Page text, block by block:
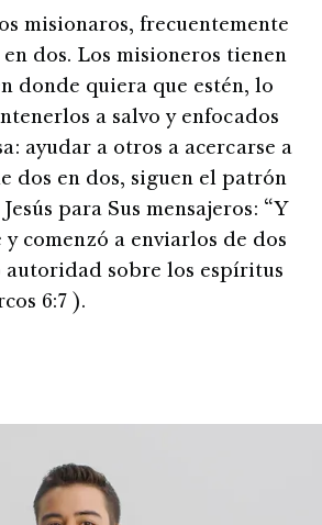
misionaros, frecuentemente
dos. Los misioneros tienen
donde quiera que estén, lo
a salvo y enfocados
ayudar a otros a acercarse a
dos en dos, siguen el patrón
para Sus mensajeros: “Y
comenzó a enviarlos de dos
autoridad sobre los espíritus
6:7 ).